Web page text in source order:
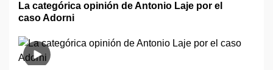
La categórica opinión de Antonio Laje por el
caso Adorni